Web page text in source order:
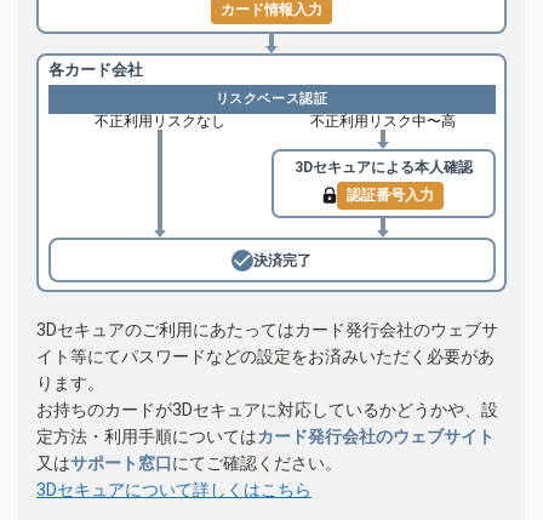
カード情報入力
各カード会社
リスクベース認証
不正利用リスクなし 不正利用リスク中〜高
3Dセキュアによる本人確認
認証番号入力
決済完了
3Dセキュアのご利用にあたってはカード発行会社のウェブサ
イト等にてパスワードなどの設定をお済みいただく必要があ
ります。
お持ちのカードが3Dセキュアに対応しているかどうかや、設
定方法・利用手順についてはカード発行会社のウェブサイト
又はサポート窓口にてご確認ください。
3Dセキュアについて詳しくはこちら